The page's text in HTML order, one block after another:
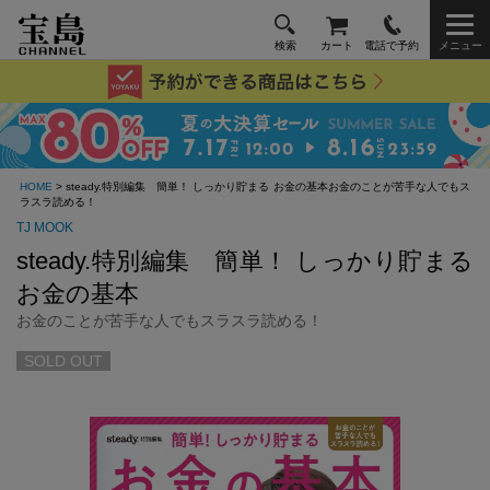
検索 カート 電話で予約 メニュー
HOME > steady.特別編集 簡単！ しっかり貯まる お金の基本お金のことが苦手な人でもス
ラスラ読める！
TJ MOOK
steady.特別編集 簡単！ しっかり貯まる
お金の基本
お金のことが苦手な人でもスラスラ読める！
SOLD OUT